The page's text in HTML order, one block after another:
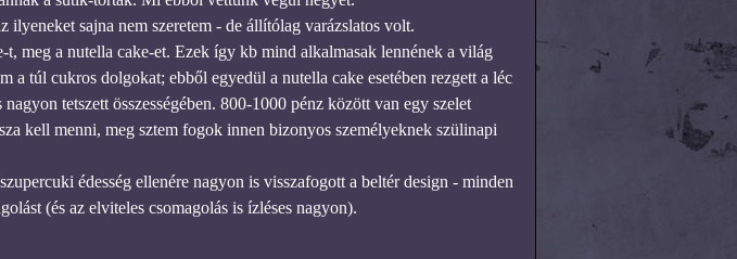
sajna nem szeretem - de állítólag varázslatos volt.
meg a nutella cake-et. Ezek így kb mind alkalmasak lennének a világ
a túl cukros dolgokat; ebből egyedül a nutella cake esetében rezgett a léc
tetszett összességében. 800-1000 pénz között van egy szelet
kell menni, meg sztem fogok innen bizonyos személyeknek szülinapi
édesség ellenére nagyon is visszafogott a beltér design - minden
(és az elviteles csomagolás is ízléses nagyon).